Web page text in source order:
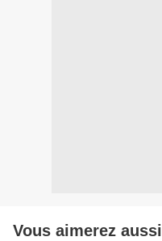
Vous aimerez aussi